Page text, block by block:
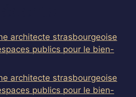
architecte strasbourgeoise
publics pour le bien-
architecte strasbourgeoise
publics pour le bien-